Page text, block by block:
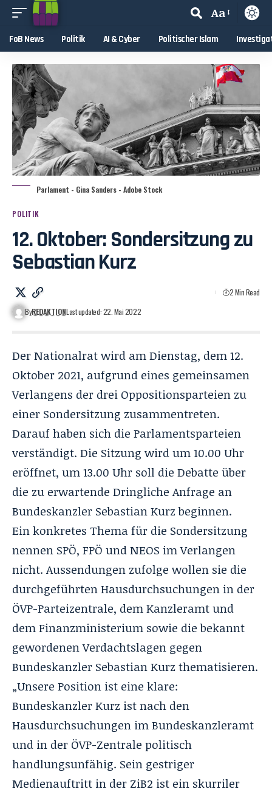
Aa
FoB News Politik AI & Cyber Politischer Islam
Parlament - Gina Sanders - Adobe Stock
POLITIK
12. Oktober: Sondersitzung zu
Sebastian Kurz
ByREDAKTIONLast updated: 22. Mai 2022
2 Min Read
Der Nationalrat wird am Dienstag, dem 12.
Oktober 2021, aufgrund eines gemeinsamen
Verlangens der drei Oppositionsparteien zu
einer Sondersitzung zusammentreten.
Darauf haben sich die Parlamentsparteien
verständigt. Die Sitzung wird um 10.00 Uhr
eröffnet, um 13.00 Uhr soll die Debatte über
die zu erwartende Dringliche Anfrage an
Bundeskanzler Sebastian Kurz beginnen.
Ein konkretes Thema für die Sondersitzung
nennen SPÖ, FPÖ und NEOS im Verlangen
nicht. Aussendungen zufolge wollen sie die
durchgeführten Hausdurchsuchungen in der
ÖVP-Parteizentrale, dem Kanzleramt und
dem Finanzministerium sowie die bekannt
gewordenen Verdachtslagen gegen
Bundeskanzler Sebastian Kurz thematisieren.
„Unsere Position ist eine klare:
Bundeskanzler Kurz ist nach den
Hausdurchsuchungen im Bundeskanzleramt
und in der ÖVP-Zentrale politisch
handlungsunfähig. Sein gestriger
Medienauftritt in der ZiB2 ist ein skurriler